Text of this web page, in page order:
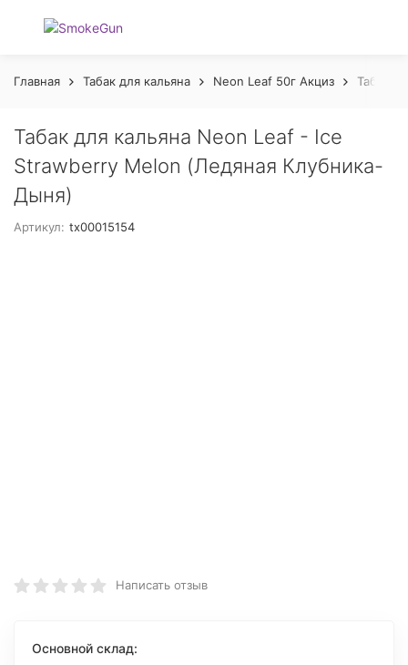
Главная Табак для кальяна Neon Leaf 50г Акциз Табак
Табак для кальяна Neon Leaf - Ice
Strawberry Melon (Ледяная Клубника-
Дыня)
Артикул: tx00015154
Написать отзыв
Основной склад: